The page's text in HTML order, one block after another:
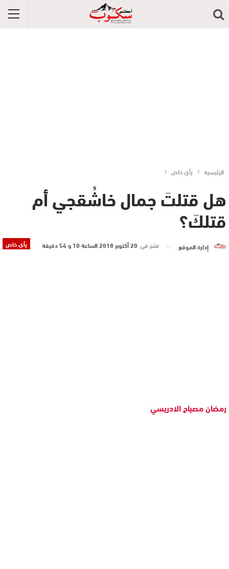
الرئيسية رأي خاص
هل قتلتَ جمال خاشُقجي أم
قتلكَ؟
رأي خاص إدارة الموقع نشر في 20 أكتوبر 2018 الساعة 10 و 54 دقيقة
رمضان مصباح الادريسي